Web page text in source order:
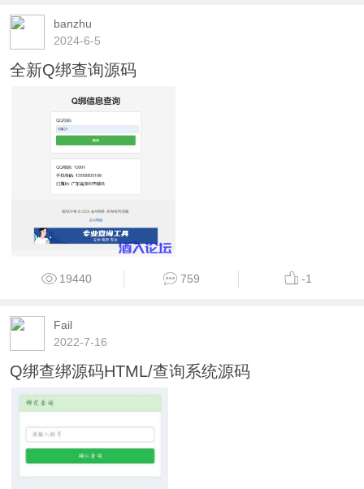
banzhu
2024-6-5
全新Q绑查询源码
19440 759 -1
Fail
2022-7-16
Q绑查绑源码HTML/查询系统源码